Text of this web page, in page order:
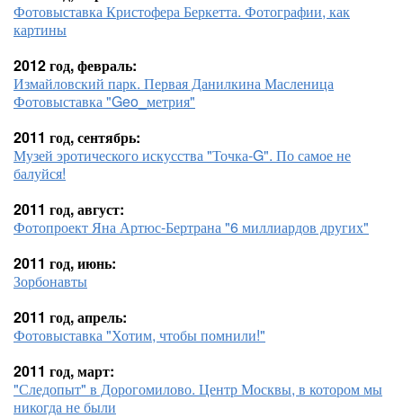
Фотовыставка Кристофера Беркетта. Фотографии, как
картины
2012 год, февраль:
Измайловский парк. Первая Данилкина Масленица
Фотовыставка "Geo_метрия"
2011 год, сентябрь:
Музей эротического искусства "Точка-G". По самое не
балуйся!
2011 год, август:
Фотопроект Яна Артюс-Бертрана "6 миллиардов других"
2011 год, июнь:
Зорбонавты
2011 год, апрель:
Фотовыставка "Хотим, чтобы помнили!"
2011 год, март:
"Следопыт" в Дорогомилово. Центр Москвы, в котором мы
никогда не были